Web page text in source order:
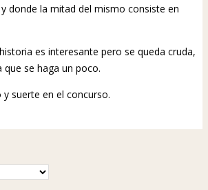
donde la mitad del mismo consiste en
es interesante pero se queda cruda,
que se haga un poco.
suerte en el concurso.